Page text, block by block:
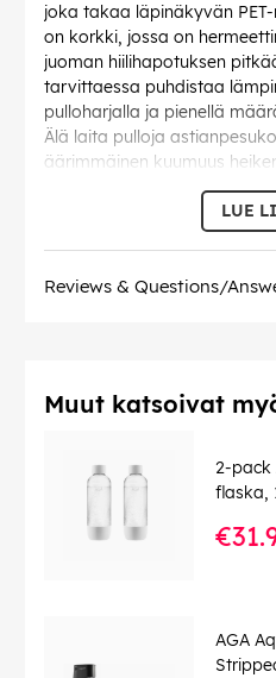
joka takaa läpinäkyvän
on korkki, jossa on
juoman hiilihapotuksen
tarvittaessa puhdistaa
pulloharjalla ja pienellä
Älä laita pulloja
äärimmäinen kuumuus
Tämä teksti on käännetty
LUE
Reviews & Questions/
Muut katsoivat
2-pack
flaska,
AGA